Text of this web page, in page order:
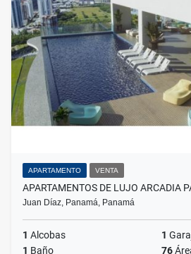
APARTAMENTO VENTA
APARTAMENTOS DE LUJO ARCADIA
Juan Díaz, Panamá, Panamá
1 Alcobas 1
1 Baño 76